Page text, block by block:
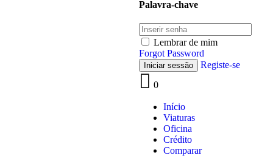
Palavra-chave
Lembrar de mim
Forgot Password
Registe-se
0
Início
Viaturas
Oficina
Crédito
Comparar